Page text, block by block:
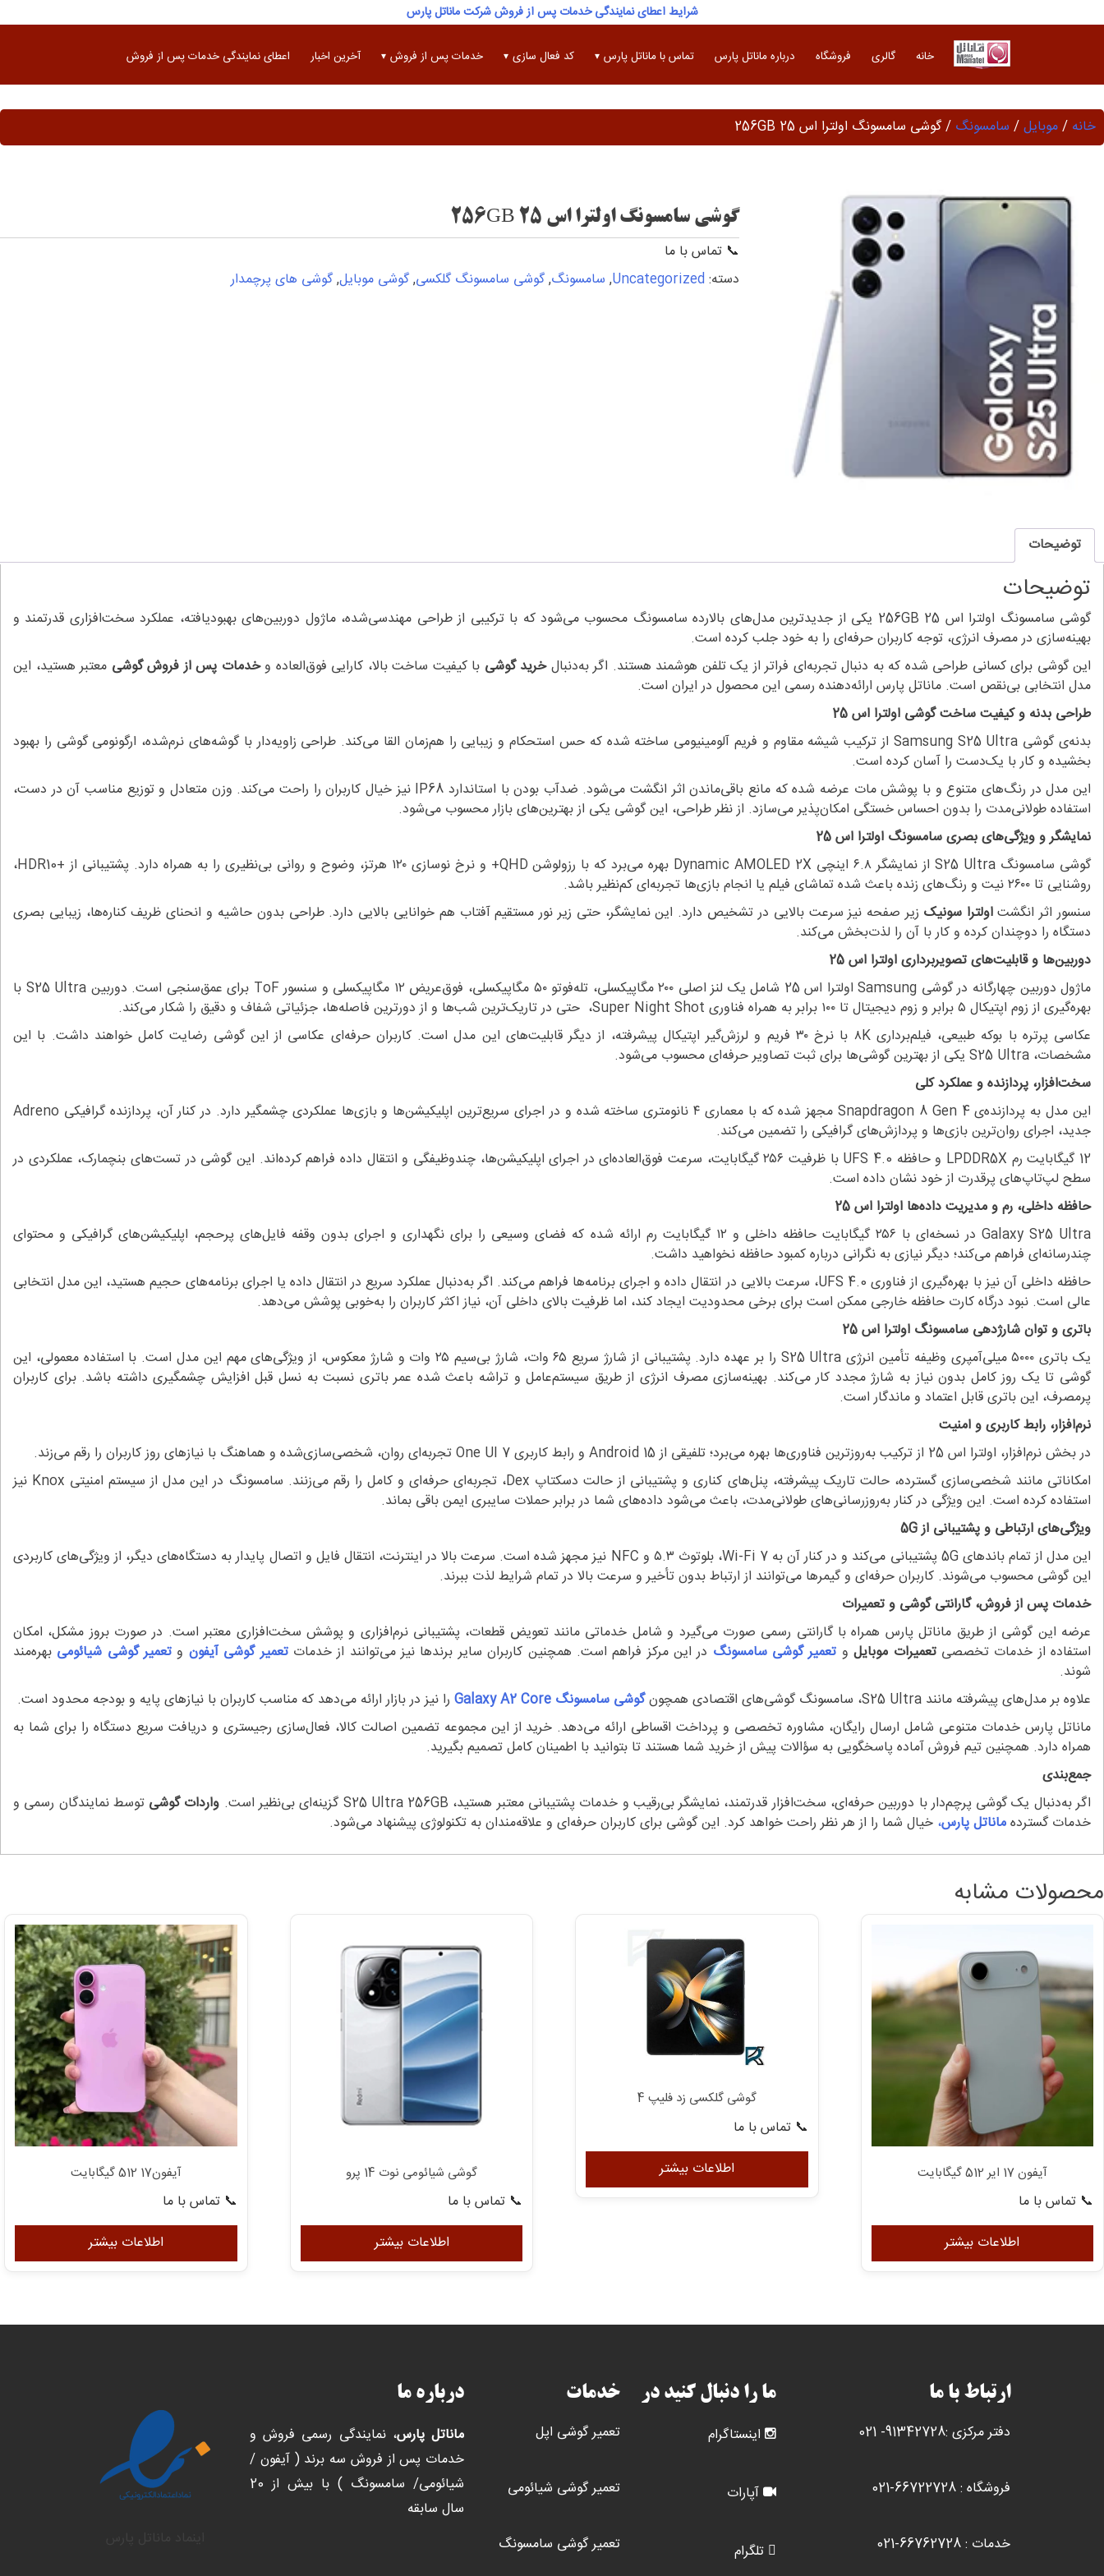
to
شرایط اعطای نمایندگی خدمات پس از فروش شرکت ماناتل پارس
خانه گالری فروشگاه درباره ماناتل پارس تماس با ماناتل پارس کد فعال سازی خدمات پس از فروش آخرین اخبار اعطای نمایندگی خدمات پس از فروش
خانه /موبایل/ سامسونگ / گوشی سامسونگ اولترا اس 25 256GB
گوشی سامسونگ اولترا اس 25 256GB
📞 تماس با ما
دسته:Uncategorized
, سامسونگ,گوشی سامسونگ گلکسی,گوشی موبایل,گوشی های پرچمدار
توضیحات
توضیحات
گوشی سامسونگ اولترا اس 25 256GB یکی از جدیدترین مدل‌های بالارده سامسونگ محسوب می‌شود که با ترکیبی از طراحی مهندسی‌شده، ماژول دوربین‌های بهبودیافته، عملکرد سخت‌افزاری قدرتمند و
بهینه‌سازی در مصرف انرژی، توجه کاربران حرفه‌ای را به خود جلب کرده است.
این گوشی برای کسانی طراحی شده که به دنبال تجربه‌ای فراتر از یک تلفن هوشمند هستند. اگر به‌دنبالخرید گوشی با کیفیت ساخت بالا، کارایی فوق‌العاده وخدمات پس از فروش گوشی معتبر هستید، این
مدل انتخابی بی‌نقص است. ماناتل پارس ارائه‌دهنده رسمی این محصول در ایران است.
طراحی بدنه و کیفیت ساخت گوشی اولترا اس 25
بدنه‌ی گوشی Samsung S25 Ultra از ترکیب شیشه مقاوم و فریم آلومینیومی ساخته شده که حس استحکام و زیبایی را هم‌زمان القا می‌کند. طراحی زاویه‌دار با گوشه‌های نرم‌شده، ارگونومی گوشی را بهبود
بخشیده و کار با یک‌دست را آسان کرده است.
این مدل در رنگ‌های متنوع و با پوشش مات عرضه شده که مانع باقی‌ماندن اثر انگشت می‌شود. ضدآب بودن با استاندارد IP68 نیز خیال کاربران را راحت می‌کند. وزن متعادل و توزیع مناسب آن در دست،
استفاده طولانی‌مدت را بدون احساس خستگی امکان‌پذیر می‌سازد. از نظر طراحی، این گوشی یکی از بهترین‌های بازار محسوب می‌شود.
نمایشگر و ویژگی‌های بصری سامسونگ اولترا اس 25
گوشی سامسونگ S25 Ultra از نمایشگر ۶.۸ اینچی Dynamic AMOLED 2X بهره می‌برد که با رزولوشن QHD+ و نرخ نوسازی ۱۲۰ هرتز، وضوح و روانی بی‌نظیری را به همراه دارد. پشتیبانی از +HDR10،
روشنایی تا ۲۶۰۰ نیت و رنگ‌های زنده باعث شده تماشای فیلم یا انجام بازی‌ها تجربه‌ای کم‌نظیر باشد.
سنسور اثر انگشتاولترا سونیک زیر صفحه نیز سرعت بالایی در تشخیص دارد. این نمایشگر، حتی زیر نور مستقیم آفتاب هم خوانایی بالایی دارد. طراحی بدون حاشیه و انحنای ظریف کناره‌ها، زیبایی بصری
دستگاه را دوچندان کرده و کار با آن را لذت‌بخش می‌کند.
دوربین‌ها و قابلیت‌های تصویربرداری اولترا اس 25
ماژول دوربین چهارگانه در گوشی Samsung اولترا اس 25 شامل یک لنز اصلی ۲۰۰ مگاپیکسلی، تله‌فوتو ۵۰ مگاپیکسلی، فوق‌عریض ۱۲ مگاپیکسلی و سنسور ToF برای عمق‌سنجی است. دوربین S25 Ultra با
بهره‌گیری از زوم اپتیکال ۵ برابر و زوم دیجیتال تا ۱۰۰ برابر به همراه فناوری Super Night Shot، حتی در تاریک‌ترین شب‌ها و از دورترین فاصله‌ها، جزئیاتی شفاف و دقیق را شکار می‌کند.
عکاسی پرتره با بوکه طبیعی، فیلم‌برداری ۸K با نرخ ۳۰ فریم و لرزش‌گیر اپتیکال پیشرفته، از دیگر قابلیت‌های این مدل است. کاربران حرفه‌ای عکاسی از این گوشی رضایت کامل خواهند داشت. با این
مشخصات، S25 Ultra یکی از بهترین گوشی‌ها برای ثبت تصاویر حرفه‌ای محسوب می‌شود.
سخت‌افزار، پردازنده و عملکرد کلی
این مدل به پردازنده‌ی Snapdragon 8 Gen 4 مجهز شده که با معماری ۴ نانومتری ساخته شده و در اجرای سریع‌ترین اپلیکیشن‌ها و بازی‌ها عملکردی چشمگیر دارد. در کنار آن، پردازنده گرافیکی Adreno
جدید، اجرای روان‌ترین بازی‌ها و پردازش‌های گرافیکی را تضمین می‌کند.
12 گیگابایت رم LPDDR5X و حافظه UFS 4.0 با ظرفیت ۲۵۶ گیگابایت، سرعت فوق‌العاده‌ای در اجرای اپلیکیشن‌ها، چندوظیفگی و انتقال داده فراهم کرده‌اند. این گوشی در تست‌های بنچمارک، عملکردی در
سطح لپ‌تاپ‌های پرقدرت از خود نشان داده است.
حافظه داخلی، رم و مدیریت داده‌ها اولترا اس 25
Galaxy S25 Ultra در نسخه‌ای با ۲۵۶ گیگابایت حافظه داخلی و ۱۲ گیگابایت رم ارائه شده که فضای وسیعی را برای نگهداری و اجرای بدون وقفه فایل‌های پرحجم، اپلیکیشن‌های گرافیکی و محتوای
چندرسانه‌ای فراهم می‌کند؛ دیگر نیازی به نگرانی درباره کمبود حافظه نخواهید داشت.
حافظه داخلی آن نیز با بهره‌گیری از فناوری UFS 4.0، سرعت بالایی در انتقال داده و اجرای برنامه‌ها فراهم می‌کند. اگر به‌دنبال عملکرد سریع در انتقال داده یا اجرای برنامه‌های حجیم هستید، این مدل انتخابی
عالی است. نبود درگاه کارت حافظه خارجی ممکن است برای برخی محدودیت ایجاد کند، اما ظرفیت بالای داخلی آن، نیاز اکثر کاربران را به‌خوبی پوشش می‌دهد.
باتری و توان شارژدهی سامسونگ اولترا اس 25
یک باتری ۵۰۰۰ میلی‌آمپری وظیفه تأمین انرژی S25 Ultra را بر عهده دارد. پشتیبانی از شارژ سریع ۶۵ وات، شارژ بی‌سیم ۲۵ وات و شارژ معکوس، از ویژگی‌های مهم این مدل است. با استفاده معمولی، این
گوشی تا یک روز کامل بدون نیاز به شارژ مجدد کار می‌کند. بهینه‌سازی مصرف انرژی از طریق سیستم‌عامل و تراشه باعث شده عمر باتری نسبت به نسل قبل افزایش چشمگیری داشته باشد. برای کاربران
پرمصرف، این باتری قابل اعتماد و ماندگار است.
نرم‌افزار، رابط کاربری و امنیت
در بخش نرم‌افزار، اولترا اس 25 از ترکیب به‌روزترین فناوری‌ها بهره می‌برد؛ تلفیقی از Android 15 و رابط کاربری One UI 7 تجربه‌ای روان، شخصی‌سازی‌شده و هماهنگ با نیازهای روز کاربران را رقم می‌زند.
امکاناتی مانند شخصی‌سازی گسترده، حالت تاریک پیشرفته، پنل‌های کناری و پشتیبانی از حالت دسکتاپ Dex، تجربه‌ای حرفه‌ای و کامل را رقم می‌زنند. سامسونگ در این مدل از سیستم امنیتی Knox نیز
استفاده کرده است. این ویژگی در کنار به‌روزرسانی‌های طولانی‌مدت، باعث می‌شود داده‌های شما در برابر حملات سایبری ایمن باقی بماند.
ویژگی‌های ارتباطی و پشتیبانی از 5G
این مدل از تمام باندهای 5G پشتیبانی می‌کند و در کنار آن به Wi-Fi 7، بلوتوث ۵.۳ و NFC نیز مجهز شده است. سرعت بالا در اینترنت، انتقال فایل و اتصال پایدار به دستگاه‌های دیگر، از ویژگی‌های کاربردی
این گوشی محسوب می‌شوند. کاربران حرفه‌ای و گیمرها می‌توانند از ارتباط بدون تأخیر و سرعت بالا در تمام شرایط لذت ببرند.
خدمات پس از فروش، گارانتی گوشی و تعمیرات
عرضه این گوشی از طریق ماناتل پارس همراه با گارانتی رسمی صورت می‌گیرد و شامل خدماتی مانند تعویض قطعات، پشتیبانی نرم‌افزاری و پوشش سخت‌افزاری معتبر است. در صورت بروز مشکل، امکان
استفاده از خدمات تخصصیتعمیرات موبایلو تعمیر گوشی سامسونگ در این مرکز فراهم است. همچنین کاربران سایر برندها نیز می‌توانند از خدمات تعمیر گوشی آیفون و تعمیر گوشی شیائومی بهره‌مند
شوند.
علاوه بر مدل‌های پیشرفته مانند S25 Ultra، سامسونگ گوشی‌های اقتصادی همچون
گوشی سامسونگ Galaxy A2 Core را نیز در بازار ارائه می‌دهد که مناسب کاربران با نیازهای پایه و بودجه محدود است.
ماناتل پارس خدمات متنوعی شامل ارسال رایگان، مشاوره تخصصی و پرداخت اقساطی ارائه می‌دهد. خرید از این مجموعه تضمین اصالت کالا، فعال‌سازی رجیستری و دریافت سریع دستگاه را برای شما به
همراه دارد. همچنین تیم فروش آماده پاسخگویی به سؤالات پیش از خرید شما هستند تا بتوانید با اطمینان کامل تصمیم بگیرید.
جمع‌بندی
اگر به‌دنبال یک گوشی پرچم‌دار با دوربین حرفه‌ای، سخت‌افزار قدرتمند، نمایشگر بی‌رقیب و خدمات پشتیبانی معتبر هستید، S25 Ultra 256GB گزینه‌ای بی‌نظیر است.
واردات گوشی توسط نمایندگان رسمی و
خدمات گستردهماناتل پارس، خیال شما را از هر نظر راحت خواهد کرد. این گوشی برای کاربران حرفه‌ای و علاقه‌مندان به تکنولوژی پیشنهاد می‌شود.
محصولات مشابه
آیفون 17 ایر 512 گیگابایت
📞 تماس با ما
اطلاعات بیشتر
گوشی گلکسی زد فلیپ 4
📞 تماس با ما
اطلاعات بیشتر
گوشی شیائومی نوت 14 پرو
📞 تماس با ما
اطلاعات بیشتر
آیفون17 512 گیگابایت
📞 تماس با ما
اطلاعات بیشتر
ارتباط با ما
دفتر مرکزی :91342728- 021
فروشگاه : 66722728-021
خدمات : 66762728-021
ما را دنبال کنید در
اینستاگرام
آپارات
تلگرام
خدمات
تعمیر گوشی اپل
تعمیر گوشی شیائومی
تعمیر گوشی سامسونگ
درباره ما
ماناتل پارس، نمایندگی رسمی فروش و
خدمات پس از فروش سه برند ( آیفون /
شیائومی/ سامسونگ ) با بیش از 20
سال سابقه